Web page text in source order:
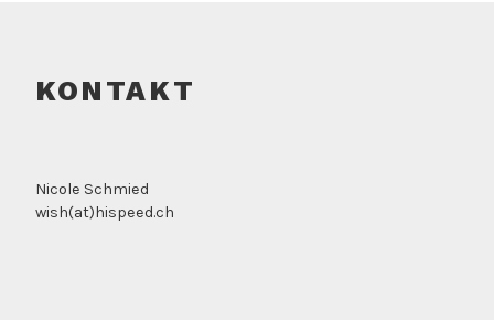
KONTAKT
Nicole Schmied
wish(at)hispeed.ch